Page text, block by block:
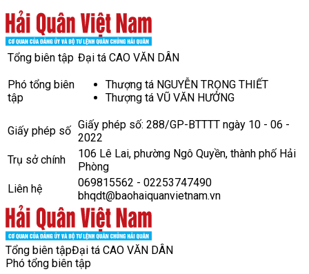
Tổng biên tập Đại tá CAO VĂN DÂN
Phó tổng biên
tập
Thượng tá NGUYỄN TRỌNG THIẾT
Thượng tá VŨ VĂN HƯỞNG
Giấy phép số Giấy phép số: 288/GP-BTTTT ngày 10 - 06 -
2022
Trụ sở chính
106 Lê Lai, phường Ngô Quyền, thành phố Hải
Phòng
Liên hệ
069815562 - 02253747490
bhqdt@baohaiquanvietnam.vn
Tổng biên tậpĐại tá CAO VĂN DÂN
Phó tổng biên tập